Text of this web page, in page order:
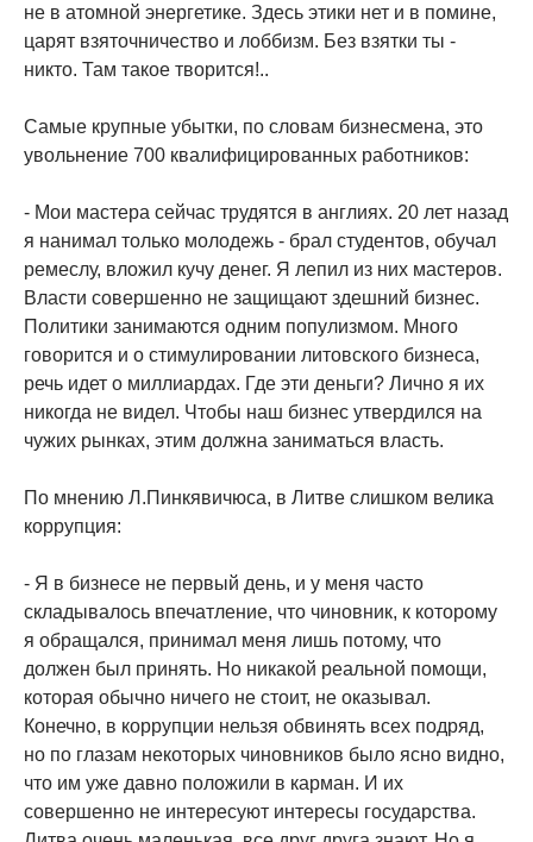
не в атомной энергетике. Здесь этики нет и в помине,
царят взяточничество и лоббизм. Без взятки ты -
никто. Там такое творится!..
Самые крупные убытки, по словам бизнесмена, это
увольнение 700 квалифицированных работников:
- Мои мастера сейчас трудятся в англиях. 20 лет назад
я нанимал только молодежь - брал студентов, обучал
ремеслу, вложил кучу денег. Я лепил из них мастеров.
Власти совершенно не защищают здешний бизнес.
Политики занимаются одним популизмом. Много
говорится и о стимулировании литовского бизнеса,
речь идет о миллиардах. Где эти деньги? Лично я их
никогда не видел. Чтобы наш бизнес утвердился на
чужих рынках, этим должна заниматься власть.
По мнению Л.Пинкявичюса, в Литве слишком велика
коррупция:
- Я в бизнесе не первый день, и у меня часто
складывалось впечатление, что чиновник, к которому
я обращался, принимал меня лишь потому, что
должен был принять. Но никакой реальной помощи,
которая обычно ничего не стоит, не оказывал.
Конечно, в коррупции нельзя обвинять всех подряд,
но по глазам некоторых чиновников было ясно видно,
что им уже давно положили в карман. И их
совершенно не интересуют интересы государства.